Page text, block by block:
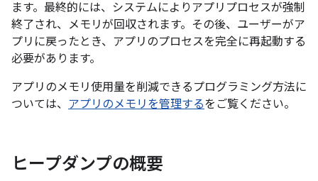
ます。最終的には、システムによりアプリプロセスが強制
終了され、メモリが回収されます。その後、ユーザーがア
プリに戻ったとき、アプリのプロセスを完全に再起動する
必要があります。
アプリのメモリ使用量を削減できるプログラミング方法に
ついては、 アプリのメモリを管理するをご覧ください。
ヒープダンプの概要